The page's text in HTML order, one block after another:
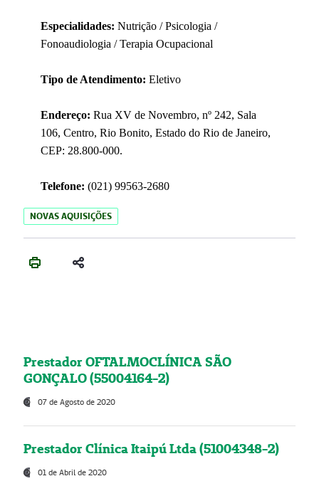
Especialidades: Nutrição / Psicologia /
Fonoaudiologia / Terapia Ocupacional
Tipo de Atendimento: Eletivo
Endereço: Rua XV de Novembro, nº 242, Sala
106, Centro, Rio Bonito, Estado do Rio de Janeiro,
CEP: 28.800-000.
Telefone: (021) 99563-2680
NOVAS AQUISIÇÕES
Prestador OFTALMOCLÍNICA SÃO
GONÇALO (55004164-2)
07 de Agosto de 2020
Prestador Clínica Itaipú Ltda (51004348-2)
01 de Abril de 2020